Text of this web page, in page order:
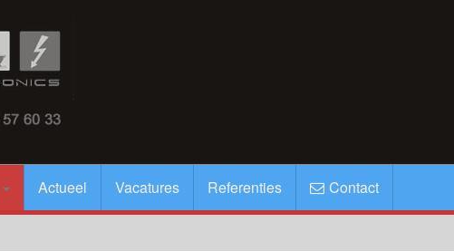
Actueel Vacatures Referenties Contact